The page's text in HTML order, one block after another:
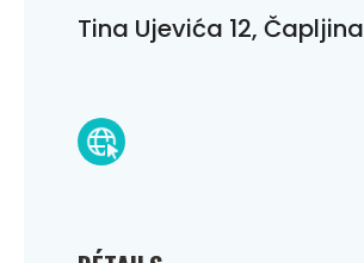
Tina Ujevića 12, Čapljina